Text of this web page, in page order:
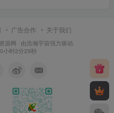
广告合作 关于我们
源网 · 由浩瀚宇宙强力驱动.
小时2分30秒